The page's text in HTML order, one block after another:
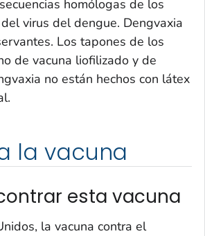
homólogas de los
virus del dengue. Dengvaxia
Los tapones de los
de vacuna liofilizado y de
no están hechos con látex
la vacuna
esta vacuna
la vacuna contra el